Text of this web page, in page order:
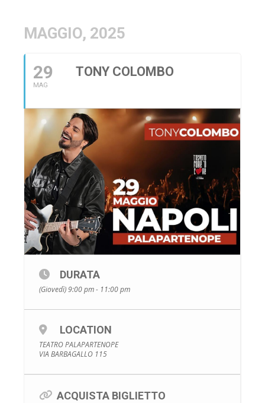
MAGGIO, 2025
29
MAG
TONY COLOMBO
DURATA
(Giovedì) 9:00 pm - 11:00 pm
LOCATION
TEATRO PALAPARTENOPE
VIA BARBAGALLO 115
ACQUISTA BIGLIETTO